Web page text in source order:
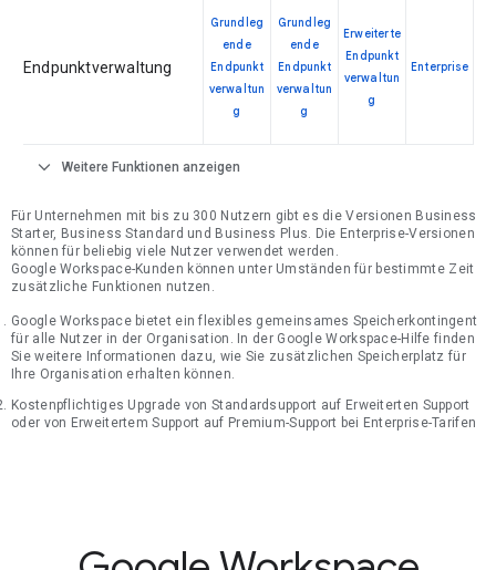
Endpunktverwaltung
Grundleg
ende
Endpunkt
verwaltun
g
Grundleg
ende
Endpunkt
verwaltun
g
Erweiterte
Endpunkt
verwaltun
g
Enterprise
expand_more Weitere Funktionen anzeigen
Für Unternehmen mit bis zu 300 Nutzern gibt es die Versionen Business
Starter, Business Standard und Business Plus. Die Enterprise-Versionen
können für beliebig viele Nutzer verwendet werden.
Google Workspace-Kunden können unter Umständen für bestimmte Zeit
zusätzliche Funktionen nutzen.
Google Workspace bietet ein flexibles gemeinsames Speicherkontingent
für alle Nutzer in der Organisation. In der Google Workspace-Hilfe finden
Sie weitere Informationen dazu, wie Sie zusätzlichen Speicherplatz für
Ihre Organisation erhalten können.
Kostenpflichtiges Upgrade von Standardsupport auf Erweiterten Support
oder von Erweitertem Support auf Premium-Support bei Enterprise-Tarifen